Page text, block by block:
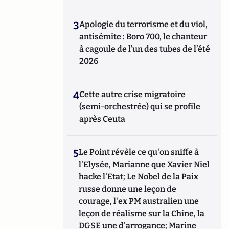
3Apologie du terrorisme et du viol,
antisémite : Boro 700, le chanteur
à cagoule de l’un des tubes de l’été
2026
4Cette autre crise migratoire
(semi-orchestrée) qui se profile
après Ceuta
5Le Point révèle ce qu'on sniffe à
l'Elysée, Marianne que Xavier Niel
hacke l'Etat; Le Nobel de la Paix
russe donne une leçon de
courage, l'ex PM australien une
leçon de réalisme sur la Chine, la
DGSE une d'arrogance; Marine